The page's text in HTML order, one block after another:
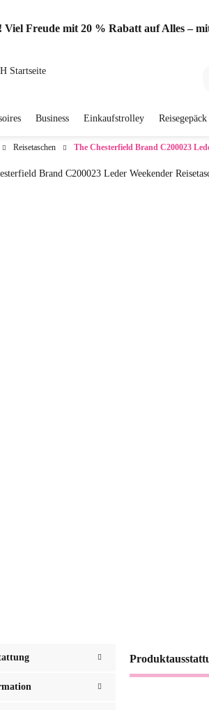
Viel Freude mit 20 % Rabatt auf Alles –
Business Einkaufstrolley Reisegepäck
Reisetaschen The Chesterfield Brand C200023